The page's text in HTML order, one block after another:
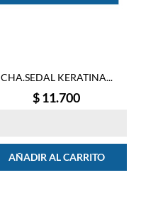
CHA.SEDAL KERATINA...
Precio
$ 11.700
AÑADIR AL CARRITO